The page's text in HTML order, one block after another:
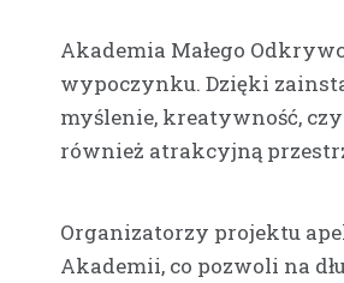
Akademia Małego
wypoczynku. Dzięki
myślenie, kreatywność,
również atrakcyjną
Organizatorzy projektu
Akademii, co pozwoli na